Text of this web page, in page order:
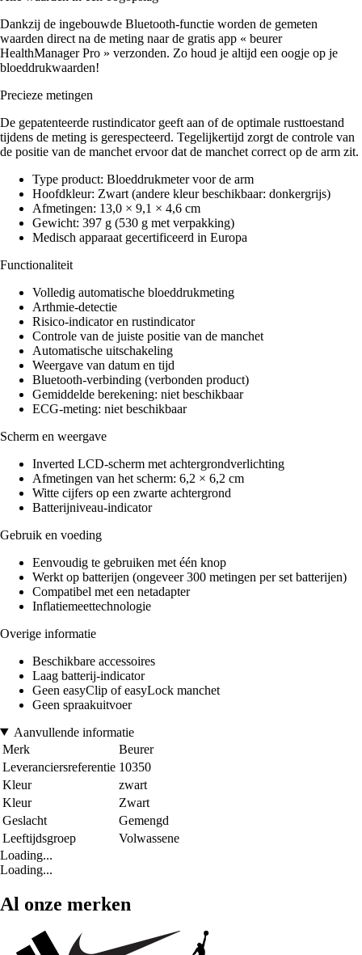
Dankzij de ingebouwde Bluetooth-functie worden de gemeten
waarden direct na de meting naar de gratis app « beurer
HealthManager Pro » verzonden. Zo houd je altijd een oogje op je
bloeddrukwaarden!
Precieze metingen
De gepatenteerde rustindicator geeft aan of de optimale rusttoestand
tijdens de meting is gerespecteerd. Tegelijkertijd zorgt de controle van
de positie van de manchet ervoor dat de manchet correct op de arm zit.
Type product: Bloeddrukmeter voor de arm
Hoofdkleur: Zwart (andere kleur beschikbaar: donkergrijs)
Afmetingen: 13,0 × 9,1 × 4,6 cm
Gewicht: 397 g (530 g met verpakking)
Medisch apparaat gecertificeerd in Europa
Functionaliteit
Volledig automatische bloeddrukmeting
Arthmie-detectie
Risico-indicator en rustindicator
Controle van de juiste positie van de manchet
Automatische uitschakeling
Weergave van datum en tijd
Bluetooth-verbinding (verbonden product)
Gemiddelde berekening: niet beschikbaar
ECG-meting: niet beschikbaar
Scherm en weergave
Inverted LCD-scherm met achtergrondverlichting
Afmetingen van het scherm: 6,2 × 6,2 cm
Witte cijfers op een zwarte achtergrond
Batterijniveau-indicator
Gebruik en voeding
Eenvoudig te gebruiken met één knop
Werkt op batterijen (ongeveer 300 metingen per set batterijen)
Compatibel met een netadapter
Inflatiemeettechnologie
Overige informatie
Beschikbare accessoires
Laag batterij-indicator
Geen easyClip of easyLock manchet
Geen spraakuitvoer
Aanvullende informatie
Merk
Beurer
Leveranciersreferentie 10350
Kleur
zwart
Kleur
Zwart
Geslacht
Gemengd
Leeftijdsgroep
Volwassene
Loading...
Loading...
Al onze merken